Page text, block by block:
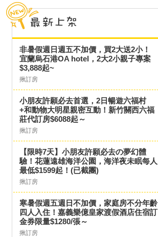
非暑假週日週五不加價，買2大送2小！
宜蘭烏石港OA hotel，2大2小親子專案
$3,888起~
揪訂房
小朋友許願必去首選，2日暢遊六福村
+和動物大明星親密互動！新竹關西六福
莊代訂房$6088起～
揪訂房
【限時7天】小朋友許願必去の夢幻體
驗！花蓮遠雄海洋公園，海洋夜未眠每人
最低$1599起！(已截團)
揪訂房
寒暑假週五週日不加價，家庭房不分年齡
四人入住！嘉義樂億皇家渡假酒店住宿訂
金券限量$1280/張～
揪訂房